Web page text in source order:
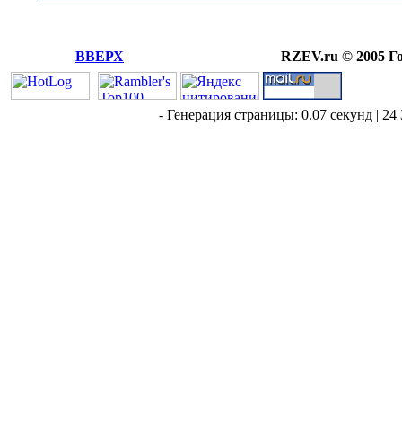
ВВЕРХ RZEV.ru © 2005
- Генерация страницы: 0.07 секунд |